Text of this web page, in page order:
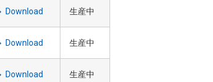
Download 生産中
Download 生産中
Download 生産中